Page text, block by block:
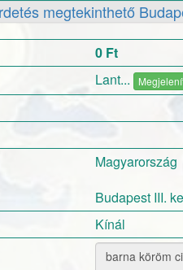
megtekinthető
0 Ft
Lant...
Magyarország
Budapest III.
Kínál